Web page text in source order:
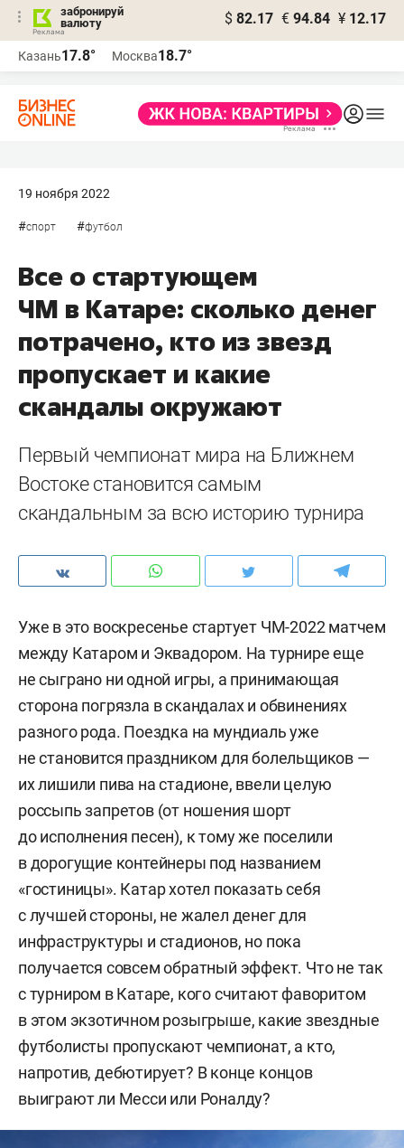
забронируй
валюту
$ 82.17 € 94.84 ¥ 12.17
Казань17.8° Москва18.7°
19 ноября 2022
#спорт #футбол
Все о стартующем
ЧМ в Катаре: сколько денег
потрачено, кто из звезд
пропускает и какие
скандалы окружают
Первый чемпионат мира на Ближнем
Востоке становится самым
скандальным за всю историю турнира
Уже в это воскресенье стартует ЧМ-2022 матчем
между Катаром и Эквадором. На турнире еще
не сыграно ни одной игры, а принимающая
сторона погрязла в скандалах и обвинениях
разного рода. Поездка на мундиаль уже
не становится праздником для болельщиков —
их лишили пива на стадионе, ввели целую
россыпь запретов (от ношения шорт
до исполнения песен), к тому же поселили
в дорогущие контейнеры под названием
«гостиницы». Катар хотел показать себя
с лучшей стороны, не жалел денег для
инфраструктуры и стадионов, но пока
получается совсем обратный эффект. Что не так
с турниром в Катаре, кого считают фаворитом
в этом экзотичном розыгрыше, какие звездные
футболисты пропускают чемпионат, а кто,
напротив, дебютирует? В конце концов
выиграют ли Месси или Роналду?